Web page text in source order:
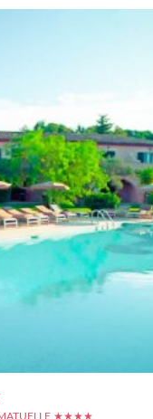
★★★★